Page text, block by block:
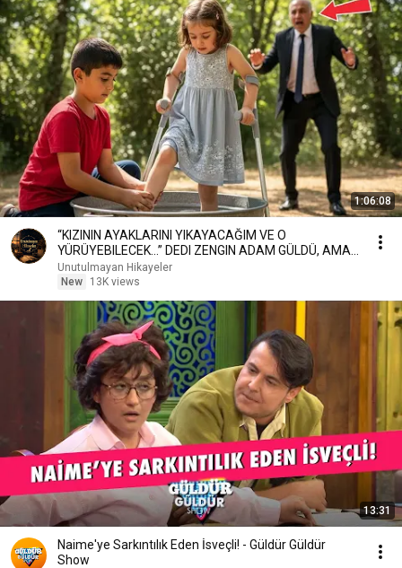
1:06:08
“KIZININ AYAKLARINI YIKAYACAĞIM VE O
YÜRÜYEBILECEK…” DEDI ZENGIN ADAM GÜLDÜ, AMA
SONRA DONUP KA
Unutulmayan Hikayeler
New
13K views
13:31
Naime'ye Sarkıntılık Eden İsveçli! - Güldür Güldür
Show